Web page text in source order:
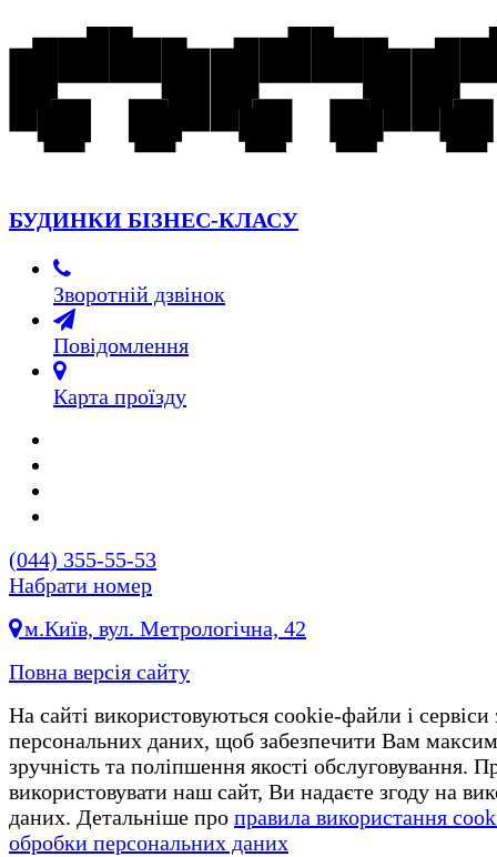
БУДИНКИ БІЗНЕС-КЛАСУ
Зворотній дзвінок
Повідомлення
Карта проїзду
(044) 355-55-53
Набрати номер
м.Київ, вул. Метрологічна, 42
Повна версія сайту
На сайті використовуються cookie-файли і сервіси
персональних даних, щоб забезпечити Вам
зручність та поліпшення якості обслуговування.
використовувати наш сайт, Ви надаєте згоду на
даних. Детальніше про правила використання
обробки персональних даних